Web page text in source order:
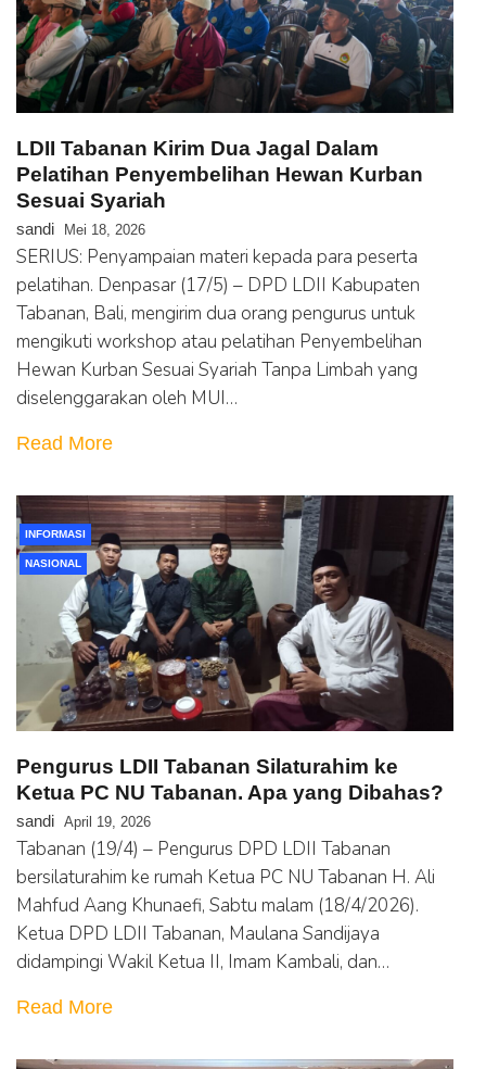
LDII Tabanan Kirim Dua Jagal Dalam
Pelatihan Penyembelihan Hewan Kurban
Sesuai Syariah
sandi Mei 18, 2026
SERIUS: Penyampaian materi kepada para peserta
pelatihan. Denpasar (17/5) – DPD LDII Kabupaten
Tabanan, Bali, mengirim dua orang pengurus untuk
mengikuti workshop atau pelatihan Penyembelihan
Hewan Kurban Sesuai Syariah Tanpa Limbah yang
diselenggarakan oleh MUI…
Read More
INFORMASI
NASIONAL
Pengurus LDII Tabanan Silaturahim ke
Ketua PC NU Tabanan. Apa yang Dibahas?
sandi April 19, 2026
Tabanan (19/4) – Pengurus DPD LDII Tabanan
bersilaturahim ke rumah Ketua PC NU Tabanan H. Ali
Mahfud Aang Khunaefi, Sabtu malam (18/4/2026).
Ketua DPD LDII Tabanan, Maulana Sandijaya
didampingi Wakil Ketua II, Imam Kambali, dan…
Read More